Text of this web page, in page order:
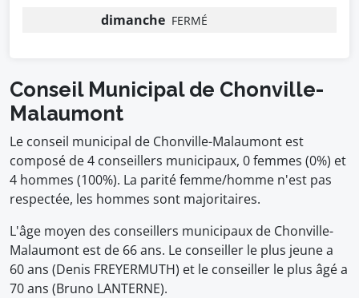
dimanche FERMÉ
Conseil Municipal de Chonville-
Malaumont
Le conseil municipal de Chonville-Malaumont est
composé de 4 conseillers municipaux, 0 femmes (0%) et
4 hommes (100%). La parité femme/homme n'est pas
respectée, les hommes sont majoritaires.
L'âge moyen des conseillers municipaux de Chonville-
Malaumont est de 66 ans. Le conseiller le plus jeune a
60 ans (Denis FREYERMUTH) et le conseiller le plus âgé a
70 ans (Bruno LANTERNE).